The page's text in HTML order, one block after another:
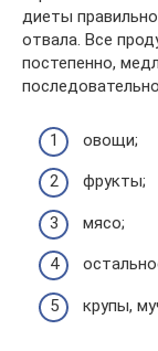
диеты
отвала. Все
постепенно,
овощи;
фрукты;
мясо;
крупы,